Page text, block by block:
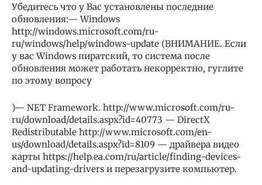
Убедитесь что у Вас установлены последние
обновления:— Windows
http://windows.microsoft.com/ru-
ru/windows/help/windows-update (ВНИМАНИЕ. Если
у вас Windows пиратский, то система после
обновления может работать некорректно, гуглите
по этому вопросу
)— NET Framework. http://www.microsoft.com/ru-
ru/download/details.aspx?id=40773 — DirectX
Redistributable http://www.microsoft.com/en-
us/download/details.aspx?id=8109 — драйвера видео
карты https://help.ea.com/ru/article/finding-devices-
and-updating-drivers и перезагрузите компьютер.